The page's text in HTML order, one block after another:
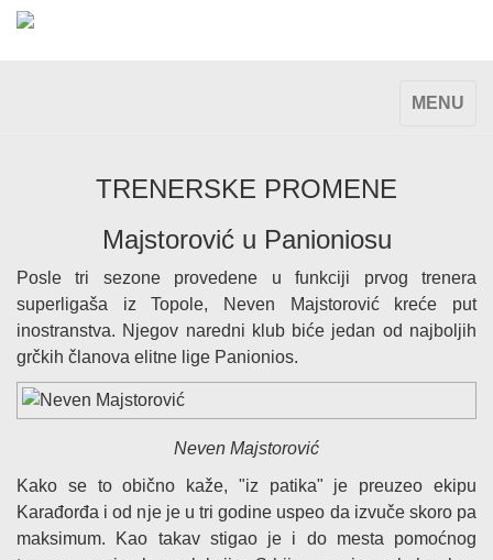
TOGGLE
MENU
TRENERSKE PROMENE
Majstorović u Panioniosu
Posle tri sezone provedene u funkciji prvog trenera
superligaša iz Topole, Neven Majstorović kreće put
inostranstva. Njegov naredni klub biće jedan od najboljih
grčkih članova elitne lige Panionios.
Neven Majstorović
Kako se to obično kaže, "iz patika" je preuzeo ekipu
Karađorđa i od nje je u tri godine uspeo da izvuče skoro pa
maksimum. Kao takav stigao je i do mesta pomoćnog